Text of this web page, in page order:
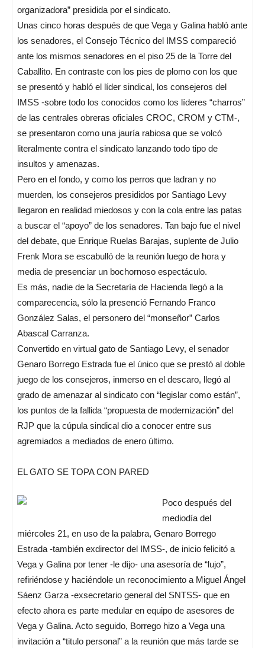
organizadora” presidida por el sindicato.
Unas cinco horas después de que Vega y Galina habló ante
los senadores, el Consejo Técnico del IMSS compareció
ante los mismos senadores en el piso 25 de la Torre del
Caballito. En contraste con los pies de plomo con los que
se presentó y habló el líder sindical, los consejeros del
IMSS -sobre todo los conocidos como los líderes “charros”
de las centrales obreras oficiales CROC, CROM y CTM-,
se presentaron como una jauría rabiosa que se volcó
literalmente contra el sindicato lanzando todo tipo de
insultos y amenazas.
Pero en el fondo, y como los perros que ladran y no
muerden, los consejeros presididos por Santiago Levy
llegaron en realidad miedosos y con la cola entre las patas
a buscar el “apoyo” de los senadores. Tan bajo fue el nivel
del debate, que Enrique Ruelas Barajas, suplente de Julio
Frenk Mora se escabulló de la reunión luego de hora y
media de presenciar un bochornoso espectáculo.
Es más, nadie de la Secretaría de Hacienda llegó a la
comparecencia, sólo la presenció Fernando Franco
González Salas, el personero del “monseñor” Carlos
Abascal Carranza.
Convertido en virtual gato de Santiago Levy, el senador
Genaro Borrego Estrada fue el único que se prestó al doble
juego de los consejeros, inmerso en el descaro, llegó al
grado de amenazar al sindicato con “legislar como están”,
los puntos de la fallida “propuesta de modernización” del
RJP que la cúpula sindical dio a conocer entre sus
agremiados a mediados de enero último.
EL GATO SE TOPA CON PARED
Poco después del
mediodía del
miércoles 21, en uso de la palabra, Genaro Borrego
Estrada -también exdirector del IMSS-, de inicio felicitó a
Vega y Galina por tener -le dijo- una asesoría de “lujo”,
refiriéndose y haciéndole un reconocimiento a Miguel Ángel
Sáenz Garza -exsecretario general del SNTSS- que en
efecto ahora es parte medular en equipo de asesores de
Vega y Galina. Acto seguido, Borrego hizo a Vega una
invitación a “titulo personal” a la reunión que más tarde se